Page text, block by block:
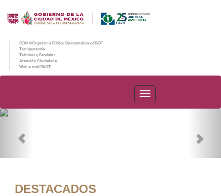
CDMX/Organismo Público Descentralizado/PAOT
Transparencia
Trámites y Servicios
Atención Ciudadana
Web e-mail PAOT
PAOT
DESTACADOS